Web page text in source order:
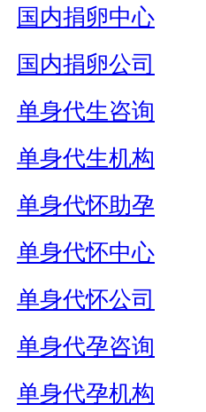
国内捐卵中心
国内捐卵公司
单身代生咨询
单身代生机构
单身代怀助孕
单身代怀中心
单身代怀公司
单身代孕咨询
单身代孕机构